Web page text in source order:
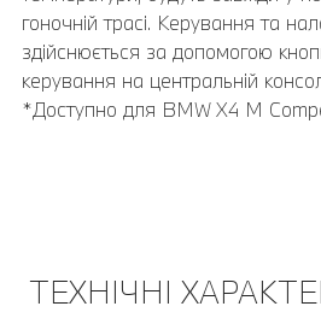
гоночній трасі. Керування та
здійснюється за допомогою
керування на центральній
*Доступно для BMW X4 M
Active Park Distance Control,
поздовжнім і поперечним
заднього ходу.
ТЕХНІЧНІ